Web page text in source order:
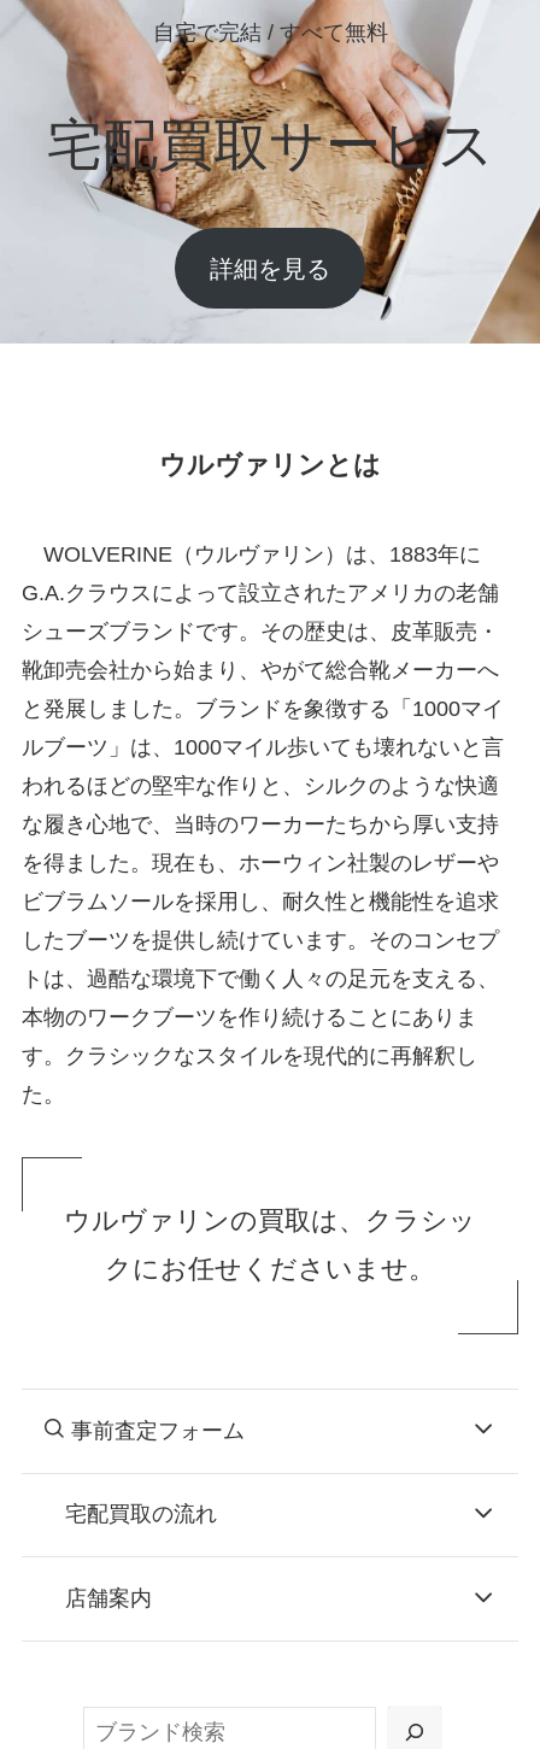
自宅で完結 / すべて無料
宅配買取サービス
詳細を見る
ウルヴァリンとは
WOLVERINE（ウルヴァリン）は、1883年に
G.A.クラウスによって設立されたアメリカの老舗
シューズブランドです。その歴史は、皮革販売・
靴卸売会社から始まり、やがて総合靴メーカーへ
と発展しました。ブランドを象徴する「1000マイ
ルブーツ」は、1000マイル歩いても壊れないと言
われるほどの堅牢な作りと、シルクのような快適
な履き心地で、当時のワーカーたちから厚い支持
を得ました。現在も、ホーウィン社製のレザーや
ビブラムソールを採用し、耐久性と機能性を追求
したブーツを提供し続けています。そのコンセプ
トは、過酷な環境下で働く人々の足元を支える、
本物のワークブーツを作り続けることにありま
す。クラシックなスタイルを現代的に再解釈し
た。
ウルヴァリンの買取は、クラシッ
クにお任せくださいませ。
事前査定フォーム
宅配買取の流れ
お申込み
店舗案内